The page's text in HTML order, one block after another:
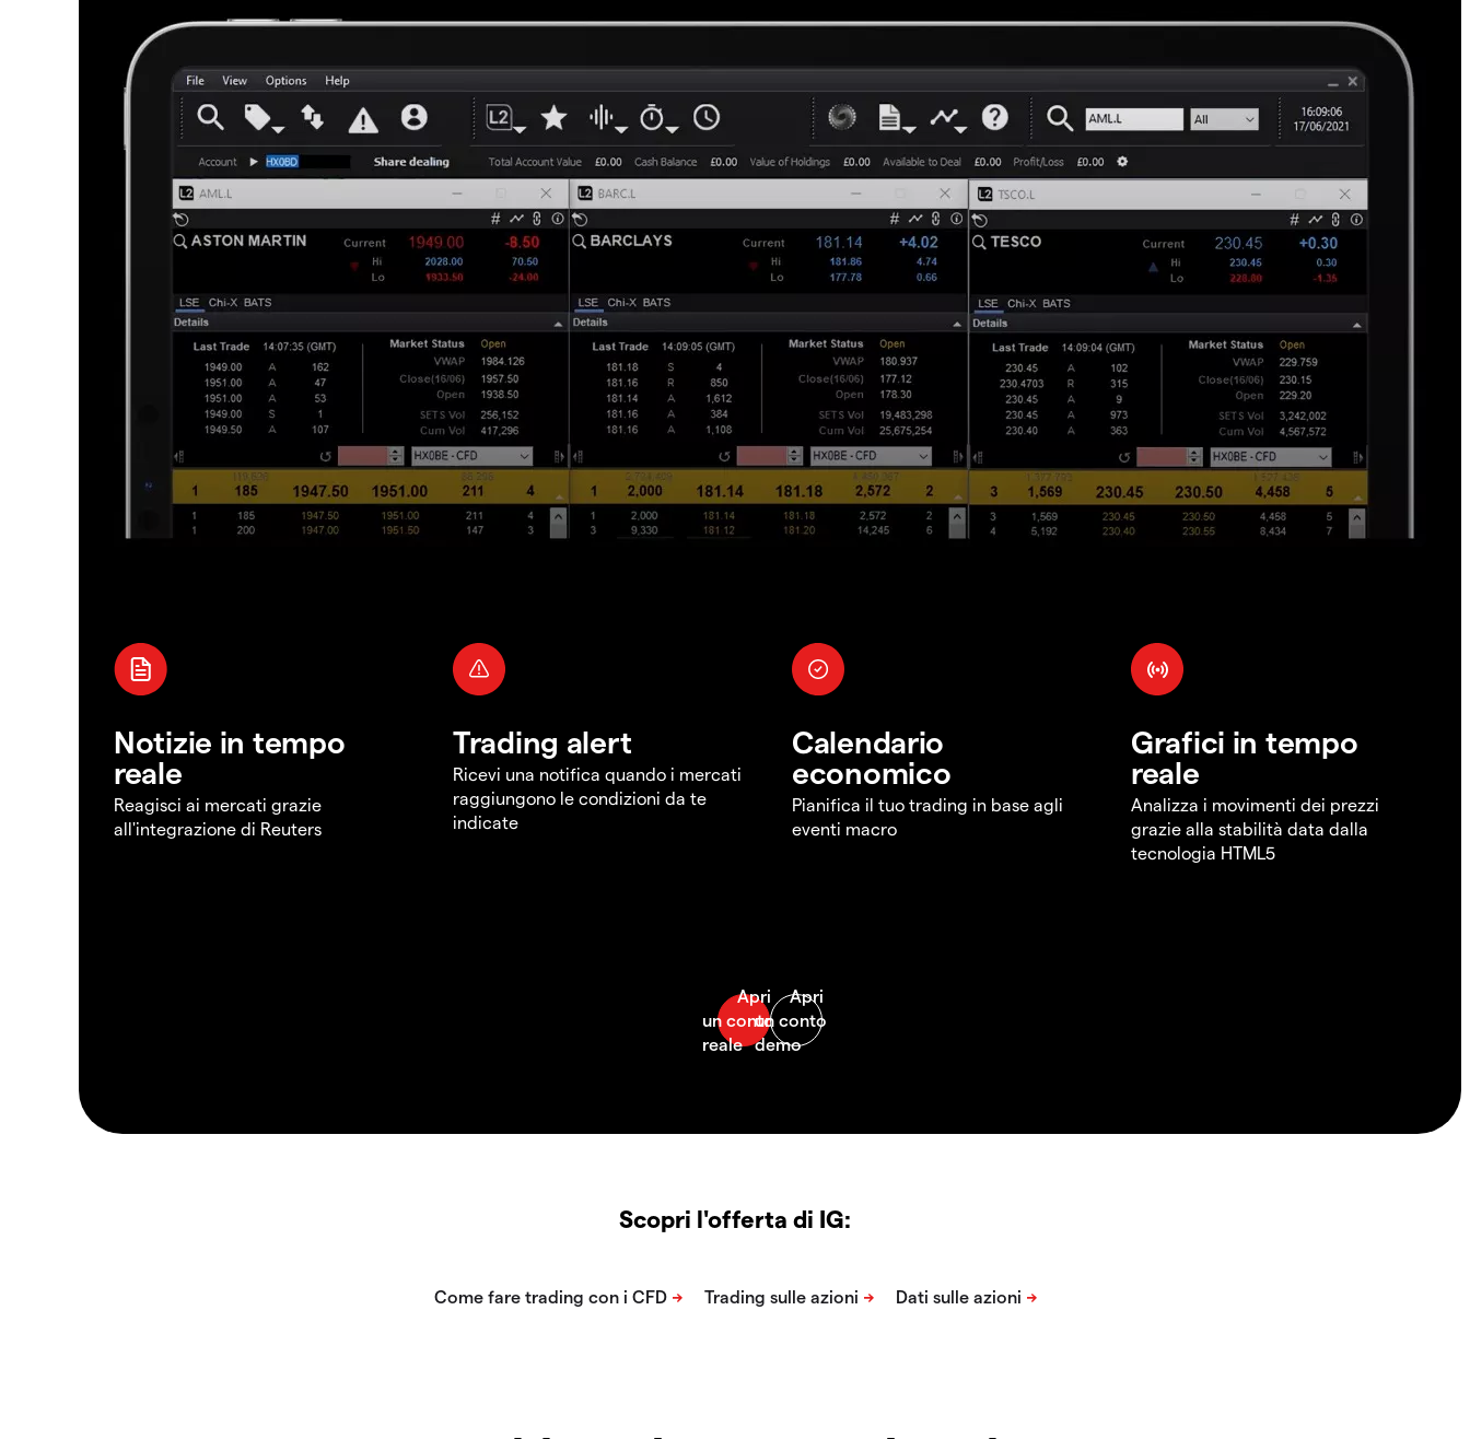
Notizie in tempo
reale
Reagisci ai mercati grazie
all'integrazione di Reuters
Trading alert
Ricevi una notifica quando i mercati
raggiungono le condizioni da te
indicate
Calendario
economico
Pianifica il tuo trading in base agli
eventi macro
Grafici in tempo
reale
Analizza i movimenti dei prezzi
grazie alla stabilità data dalla
tecnologia HTML5
Scopri l'offerta di IG: